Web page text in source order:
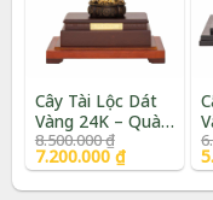
Cây Tài Lộc Dát
Vàng 24K – Quà
Tặng Sếp Cao
Cấp | Phượng Vũ
8.500.000₫Giá
gốc
là:
8.500.000 ₫.
7.200.000₫
Giá
hiện
tại
là: